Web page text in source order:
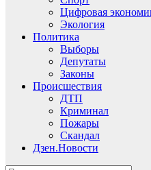
Цифровая
Экология
Политика
Выборы
Депутаты
Законы
Происшествия
ДТП
Криминал
Пожары
Скандал
Дзен.Новости